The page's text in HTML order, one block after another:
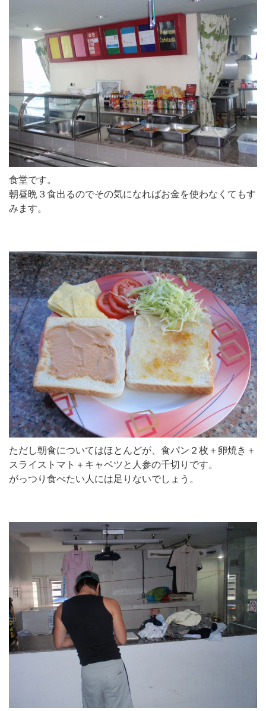
食堂です。
朝昼晩３食出るのでその気になればお金を使わなくてもす
みます。
ただし朝食についてはほとんどが、食パン２枚＋卵焼き＋
スライストマト＋キャベツと人参の千切りです。
がっつり食べたい人には足りないでしょう。